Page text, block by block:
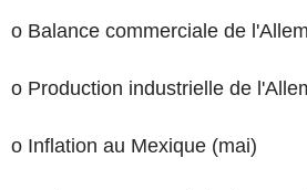
o Balance commerciale de
o Production industrielle de
o Inflation au Mexique (mai)